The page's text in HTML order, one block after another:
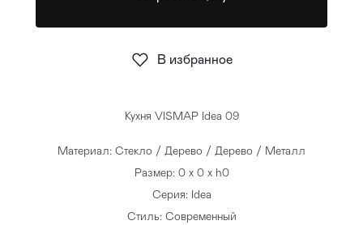
Стулья >
Кухня VISMAP Idea 09
Материал: Стекло / Дерево / Дерево / Металл
Размер: 0 x 0 x h0
Серия: Idea
Стиль: Современный
В избранное